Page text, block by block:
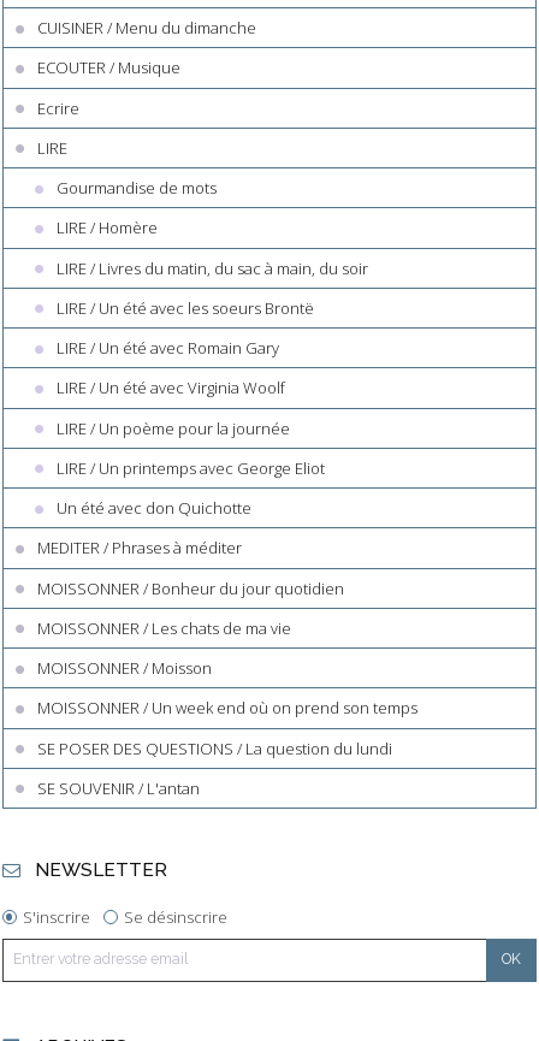
CUISINER / Menu du dimanche
ECOUTER / Musique
Ecrire
LIRE
Gourmandise de mots
LIRE / Homère
LIRE / Livres du matin, du sac à main, du soir
LIRE / Un été avec les soeurs Brontë
LIRE / Un été avec Romain Gary
LIRE / Un été avec Virginia Woolf
LIRE / Un poème pour la journée
LIRE / Un printemps avec George Eliot
Un été avec don Quichotte
MEDITER / Phrases à méditer
MOISSONNER / Bonheur du jour quotidien
MOISSONNER / Les chats de ma vie
MOISSONNER / Moisson
MOISSONNER / Un week end où on prend son temps
SE POSER DES QUESTIONS / La question du lundi
SE SOUVENIR / L'antan
NEWSLETTER
S'inscrire Se désinscrire